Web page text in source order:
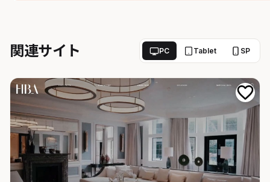
関連サイト PC Tablet SP